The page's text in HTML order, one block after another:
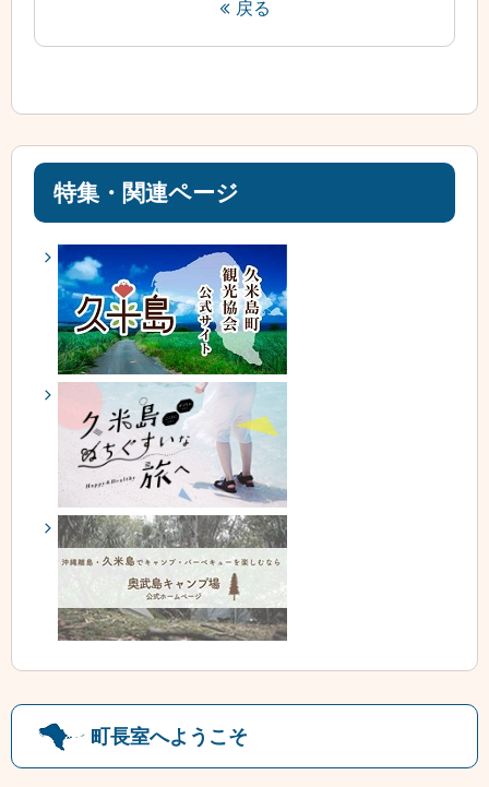
戻る
特集・関連ページ
町長室へようこそ